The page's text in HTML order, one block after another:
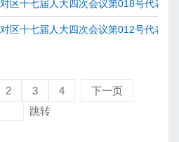
对区十七届人大四次会议第018号代表建
对区十七届人大四次会议第012号代表建
2 3 4
下一页
跳转